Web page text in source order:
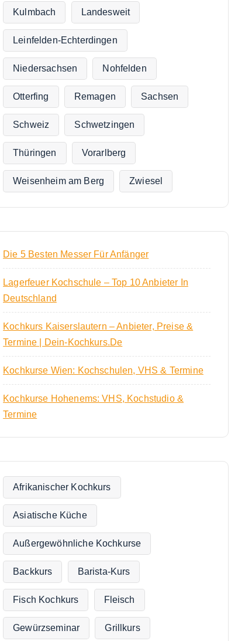
Kulmbach Landesweit
Leinfelden-Echterdingen
Niedersachsen Nohfelden
Otterfing Remagen Sachsen
Schweiz Schwetzingen
Thüringen Vorarlberg
Weisenheim am Berg Zwiesel
Die 5 Besten Messer Für Anfänger
Lagerfeuer Kochschule – Top 10 Anbieter In
Deutschland
Kochkurs Kaiserslautern – Anbieter, Preise &
Termine | Dein-Kochkurs.de
Kochkurse Wien: Kochschulen, VHS & Termine
Kochkurse Hohenems: VHS, Kochstudio &
Termine
Afrikanischer Kochkurs
Asiatische Küche
Außergewöhnliche Kochkurse
Backkurs Barista-Kurs
Fisch Kochkurs Fleisch
Gewürzseminar Grillkurs